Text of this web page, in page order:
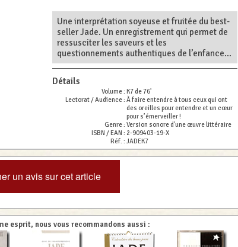
Une interprétation soyeuse et fruitée du best-
seller Jade. Un enregistrement qui permet de
ressusciter les saveurs et les
questionnements authentiques de l’enfance...
Détails
Volume : K7 de 76'
Lectorat / Audience :À faire entendre à tous ceux qui ont
des oreilles pour entendre et un cœur
pour s’émerveiller !
Genre :Version sonore d'une œuvre littéraire
ISBN / EAN : 2-909403-19-X
Réf. :JADEK7
un avis sur cet article
esprit, nous vous recommandons aussi :